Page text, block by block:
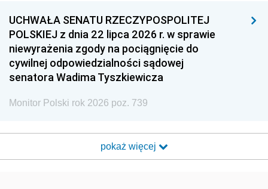
UCHWAŁA SENATU RZECZYPOSPOLITEJ
POLSKIEJ z dnia 22 lipca 2026 r. w sprawie
niewyrażenia zgody na pociągnięcie do
cywilnej odpowiedzialności sądowej
senatora Wadima Tyszkiewicza
Monitor Polski rok 2026 poz. 739
pokaż więcej